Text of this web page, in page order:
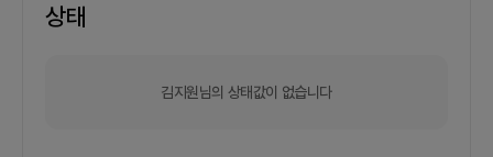
상태
김지원님의 상태값이 없습니다